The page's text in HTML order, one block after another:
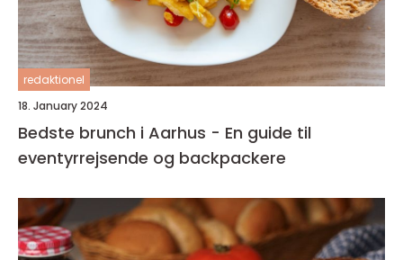
redaktionel
18. January 2024
Bedste brunch i Aarhus - En guide til
eventyrrejsende og backpackere